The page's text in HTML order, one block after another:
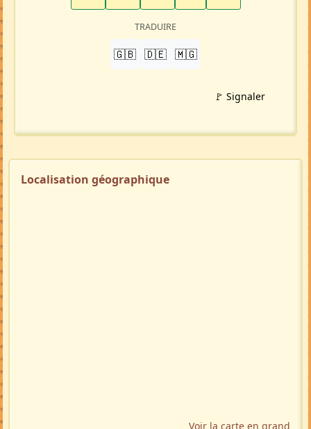
TRADUIRE
🇬🇧 🇩🇪 🇲🇬
🚩 Signaler
Localisation géographique
Voir la carte en grand